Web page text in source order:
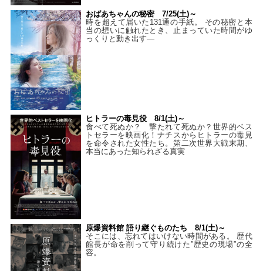
おばあちゃんの秘密 7/25(土)～
時を超えて届いた131通の手紙。 その秘密と本
当の想いに触れたとき、止まっていた時間がゆ
っくりと動き出す―
ヒトラーの毒見役 8/1(土)～
食べて死ぬか？ 撃たれて死ぬか？世界的ベス
トセラーを映画化！ナチスからヒトラーの毒見
を命令された女性たち。第二次世界大戦末期、
本当にあった知られざる真実
原爆資料館 語り継ぐものたち 8/1(土)～
そこには、忘れてはいけない時間がある。 歴代
館長が命を削って守り続けた”歴史の現場”の全
容。